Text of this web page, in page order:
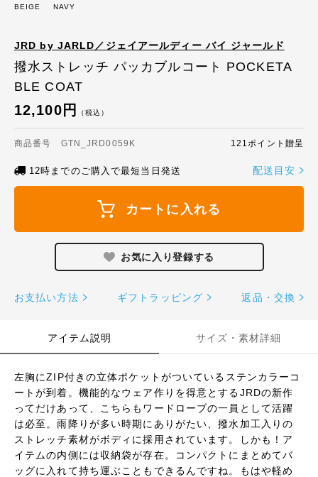
BEIGE NAVY
JRD by JARLD／ジェイアールディー バイ ジャールド
撥水ストレッチ パッカブルコート POCKETA
BLE COAT
12,100円 （税込）
商品番号 GTN_JRD0059K 121ポイント贈呈
12時までのご購入で最短当日発送 配送目安
カートに入れる
お支払い方法 ギフトラッピング 返品・交換
アイテム説明 サイズ・素材詳細
左胸にZIP付きの立体ポケットがついているステンカラーコ
ートが到着。機能的なウェア作りを得意とするJRDの新作
ってだけあって、こちらもワードローブの一員として活躍
は必至。雨降りが多い時期にありがたい、撥水加工入りの
ストレッチ素材がボディに採用されています。しかも！ア
イテムの内側には収納袋が存在。コンパクトにまとめてバ
ッグに入れて持ち運ぶこともできるんですね。もはや軽め